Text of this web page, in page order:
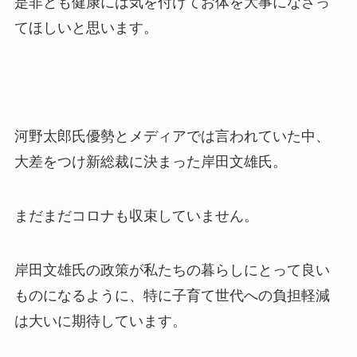
てほしいと思います。
河野太郎氏優勢とメディアでは言われていた中、
大差をつけ新総裁に決まった岸田文雄氏。
まだまだコロナも収束していません。
岸田文雄氏の政策が私たちの暮らしにとって良い
ものになるように、特に子育て世代への負担軽減
は大いに期待しています。